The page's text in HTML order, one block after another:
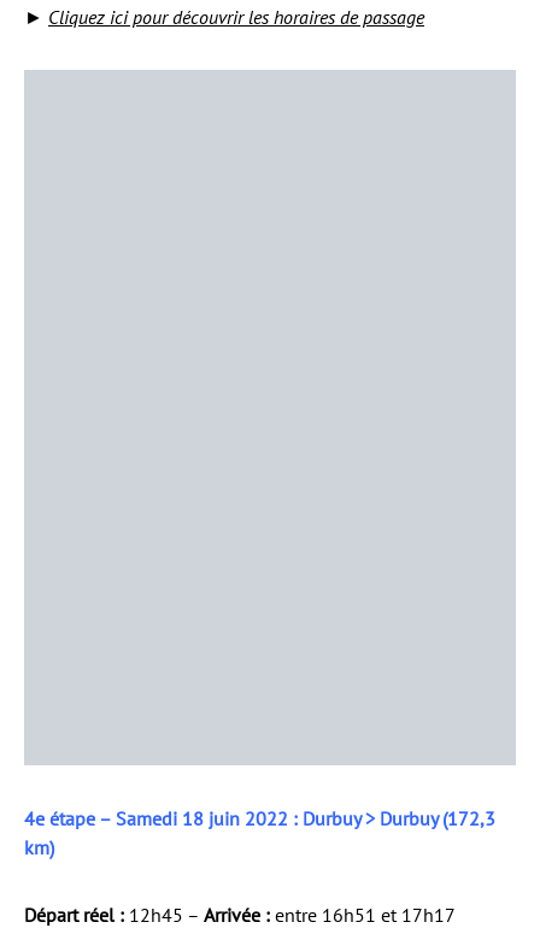
► Cliquez ici pour découvrir les horaires de passage
4e étape – Samedi 18 juin 2022 : Durbuy > Durbuy (172,3
km)
Départ réel : 12h45 – Arrivée : entre 16h51 et 17h17